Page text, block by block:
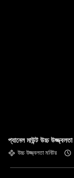
প্যানেল মাউন্ট উচ্চ
উচ্চ উজ্জ্বলতা মনিটর